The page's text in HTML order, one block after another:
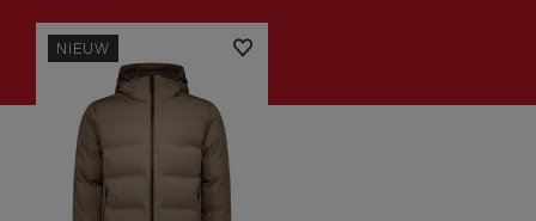
NIEUW